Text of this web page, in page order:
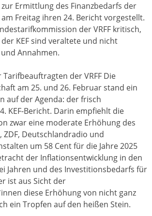
Ermittlung des Finanzbedarfs der
am Freitag ihren 24. Bericht vorgestellt.
der VRFF kritisch,
KEF sind veraltete und nicht
Annahmen.
der VRFF Die
am 25. und 26. Februar stand ein
auf der Agenda: der frisch
KEF-Bericht. Darin empfiehlt die
zwar eine moderate Erhöhung des
ZDF, Deutschlandradio und
um 58 Cent für die Jahre 2025
der Inflationsentwicklung in den
Jahren und des Investitionsbedarfs für
ist aus Sicht der
diese Erhöhung von nicht ganz
ein Tropfen auf den heißen Stein.